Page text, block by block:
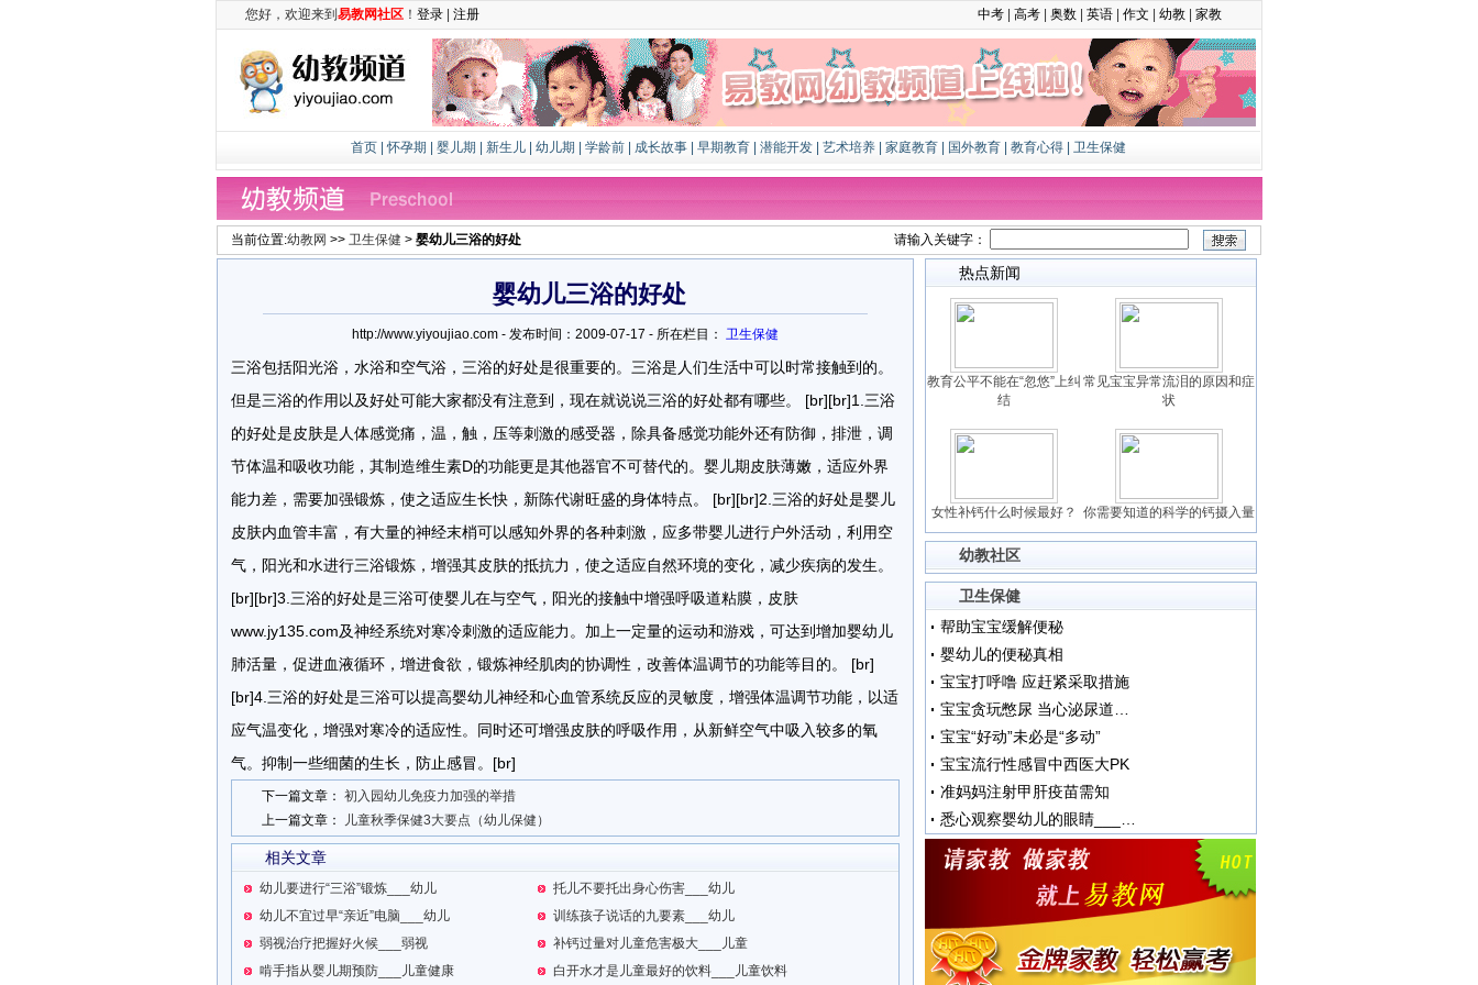
您好，欢迎来到 易教网社区 ！ 登录 注册 中考 高考 奥数 英语 作文 幼教 家教
首页 |怀孕期 婴儿期 新生儿 幼儿期 学龄前 成长故事 早期教育 潜能开发 艺术培养 家庭教育 国外教育 教育心得 卫生保健
当前位置:幼教网 >> 卫生保健 > 婴幼儿三浴的好处 请输入关键字：
婴幼儿三浴的好处
http://www.yiyoujiao.com - 发布时间：2009-07-17 - 所在栏目： 卫生保健
三浴包括阳光浴，水浴和空气浴，三浴的好处是很重要的。三浴是人们生活中可以时常接触到的。
但是三浴的作用以及好处可能大家都没有注意到，现在就说说三浴的好处都有哪些。 [br][br]1.三浴
的好处是皮肤是人体感觉痛，温，触，压等刺激的感受器，除具备感觉功能外还有防御，排泄，调
节体温和吸收功能，其制造维生素D的功能更是其他器官不可替代的。婴儿期皮肤薄嫩，适应外界
能力差，需要加强锻炼，使之适应生长快，新陈代谢旺盛的身体特点。 [br][br]2.三浴的好处是婴儿
皮肤内血管丰富，有大量的神经末梢可以感知外界的各种刺激，应多带婴儿进行户外活动，利用空
气，阳光和水进行三浴锻炼，增强其皮肤的抵抗力，使之适应自然环境的变化，减少疾病的发生。
[br][br]3.三浴的好处是三浴可使婴儿在与空气，阳光的接触中增强呼吸道粘膜，皮肤
www.jy135.com及神经系统对寒冷刺激的适应能力。加上一定量的运动和游戏，可达到增加婴幼儿
肺活量，促进血液循环，增进食欲，锻炼神经肌肉的协调性，改善体温调节的功能等目的。 [br]
[br]4.三浴的好处是三浴可以提高婴幼儿神经和心血管系统反应的灵敏度，增强体温调节功能，以适
应气温变化，增强对寒冷的适应性。同时还可增强皮肤的呼吸作用，从新鲜空气中吸入较多的氧
气。抑制一些细菌的生长，防止感冒。[br]
下一篇文章： 初入园幼儿免疫力加强的举措
上一篇文章：
儿童秋季保健3大要点（幼儿保健）
相关文章
幼儿要进行“三浴”锻炼___幼儿
托儿不要托出身心伤害___幼儿
幼儿不宜过早“亲近”电脑___幼儿
训练孩子说话的九要素___幼儿
弱视治疗把握好火候___弱视
补钙过量对儿童危害极大___儿童
啃手指从婴儿期预防___儿童健康
白开水才是儿童最好的饮料___儿童饮料
热点新闻
教育公平不能在“忽悠”上纠
结
常见宝宝异常流泪的原因和症
状
女性补钙什么时候最好？ 你需要知道的科学的钙摄入量
幼教社区
卫生保健
帮助宝宝缓解便秘
婴幼儿的便秘真相
宝宝打呼噜 应赶紧采取措施
宝宝“好动”未必是“多动”
宝宝流行性感冒中西医大PK
准妈妈注射甲肝疫苗需知